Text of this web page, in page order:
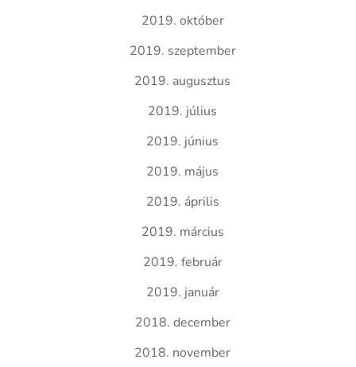
2019. október
2019. szeptember
2019. augusztus
2019. július
2019. június
2019. május
2019. április
2019. március
2019. február
2019. január
2018. december
2018. november